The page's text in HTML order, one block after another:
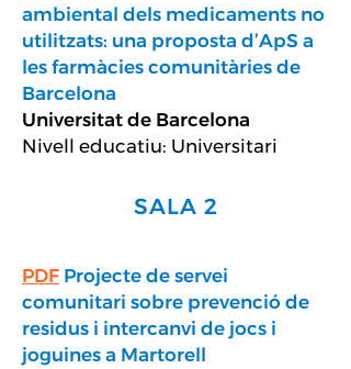
ambiental dels medicaments no
utilitzats: una proposta d’ApS a
les farmàcies comunitàries de
Barcelona
Universitat de Barcelona
Nivell educatiu: Universitari
SALA 2
PDF Projecte de servei
comunitari sobre prevenció de
residus i intercanvi de jocs i
joguines a Martorell